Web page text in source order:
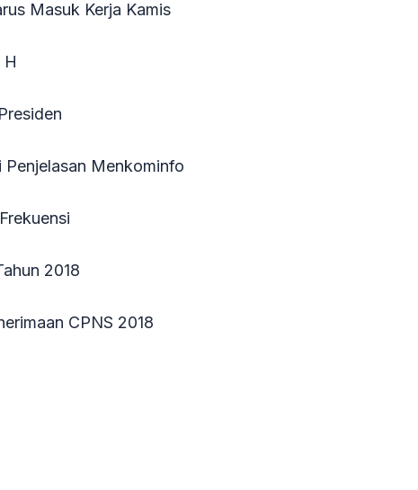
Masuk Kerja Kamis
H
Penjelasan Menkominfo
2018
CPNS 2018